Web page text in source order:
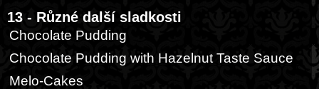
13 - Různé další sladkosti
Chocolate Pudding
Chocolate Pudding with Hazelnut Taste Sauce
Melo-Cakes